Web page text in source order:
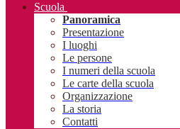
Scuola
Panoramica
Presentazione
I luoghi
Le persone
I numeri della scuola
Le carte della scuola
Organizzazione
La storia
Contatti